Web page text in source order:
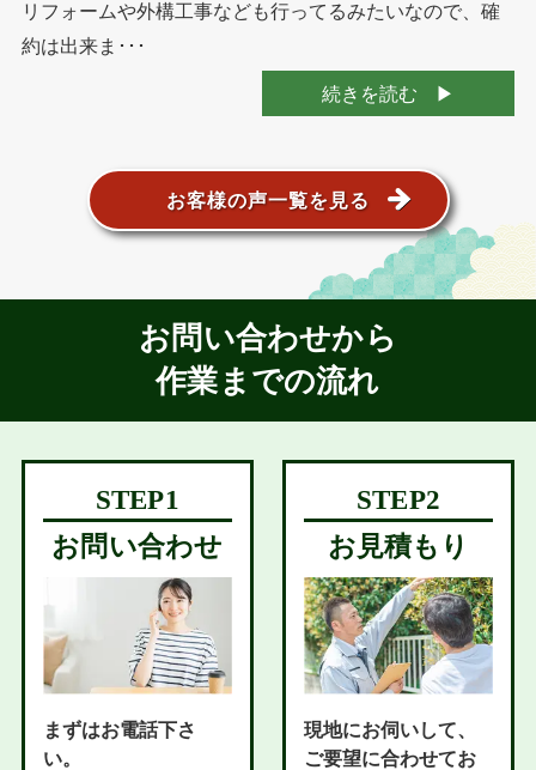
リフォームや外構工事なども行ってるみたいなので、確
約は出来ま･･･
続きを読む
お客様の声一覧を見る
お問い合わせから
作業までの流れ
お問い合わせ
まずはお電話下さ
い。
お見積もり
現地にお伺いして、
ご要望に合わせてお